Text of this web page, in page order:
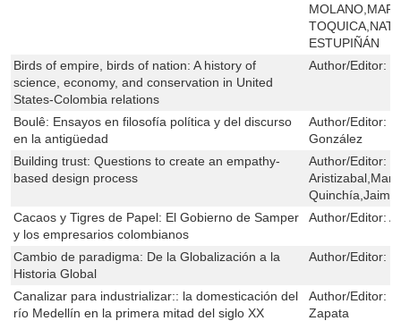
ESTUPIÑÁN
Birds of empire, birds of nation: A history of
science, economy, and conservation in United
States-Colombia relations
Author/Editor:
Boulê: Ensayos en filosofía política y del discurso
en la antigüedad
Author/Editor:
González
Building trust: Questions to create an empathy-
based design process
Author/Editor:
Cacaos y Tigres de Papel: El Gobierno de Samper
y los empresarios colombianos
Author/Editor:
Cambio de paradigma: De la Globalización a la
Historia Global
Author/Editor:
Canalizar para industrializar:: la domesticación del
río Medellín en la primera mitad del siglo XX
Author/Editor:
Zapata